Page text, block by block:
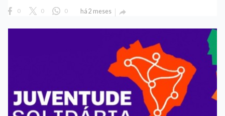
0 0 0 há 2 meses 